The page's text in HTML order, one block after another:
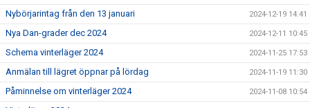
Nybörjarintag från den 13 januari 2024-12-19 14:41
Nya Dan-grader dec 2024 2024-12-11 10:45
Schema vinterläger 2024 2024-11-25 17:53
Anmälan till lägret öppnar på lördag 2024-11-19 11:30
Påminnelse om vinterläger 2024 2024-11-08 10:54